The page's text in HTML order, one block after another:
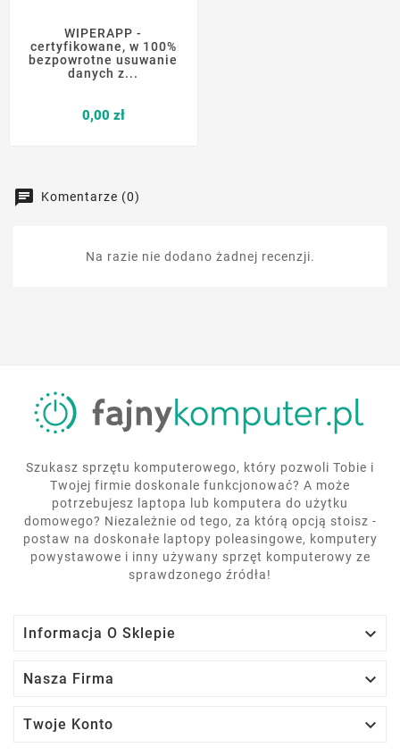
WIPERAPP -
certyfikowane, w 100%
bezpowrotne usuwanie
danych z...
0,00 złCena
Komentarze (0)
Na razie nie dodano żadnej recenzji.
Szukasz sprzętu komputerowego, który pozwoli Tobie i
Twojej firmie doskonale funkcjonować? A może
potrzebujesz laptopa lub komputera do użytku
domowego? Niezależnie od tego, za którą opcją stoisz -
postaw na doskonałe laptopy poleasingowe, komputery
powystawowe i inny używany sprzęt komputerowy ze
sprawdzonego źródła!
Informacja O Sklepie 
Nasza Firma 
Twoje Konto 